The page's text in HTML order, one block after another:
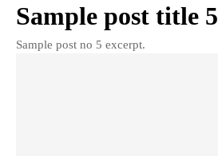
Sample post title 5
Sample post no 5 excerpt.